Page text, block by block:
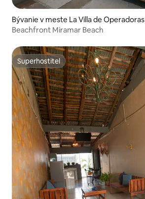
Bývanie v meste La Villa de Operadoras
Beachfront Miramar Beach
Superhostiteľ
Superhostiteľ